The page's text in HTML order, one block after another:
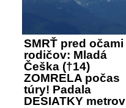
SMRŤ pred očami
rodičov: Mladá
Češka (†14)
ZOMRELA počas
túry! Padala
DESIATKY metrov